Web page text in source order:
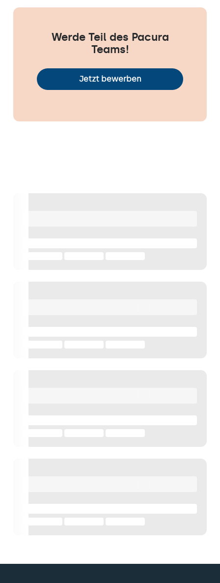
Werde Teil des Pacura
Teams!
Jetzt bewerben